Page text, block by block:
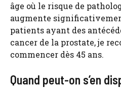
âge où le risque de
augmente
patients ayant des
cancer de la prostate, je
commencer dès 45 ans.
Quand peut-on s’en